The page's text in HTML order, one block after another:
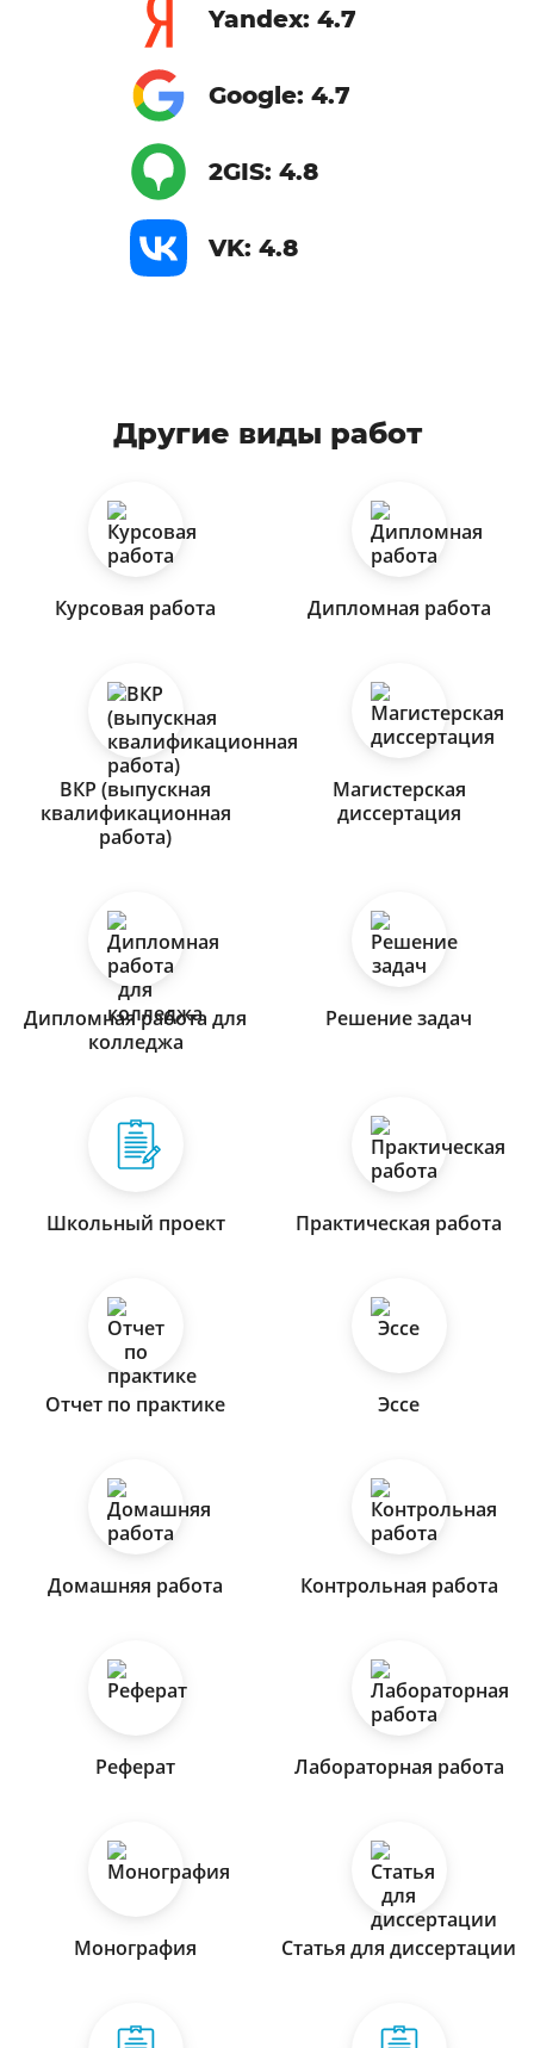
Yandex: 4.7
Google: 4.7
2GIS: 4.8
VK: 4.8
Другие виды работ
Курсовая работа Дипломная работа
ВКР (выпускная
квалификационная
работа)
Магистерская
диссертация
Дипломная работа для
колледжа
Решение задач
Школьный проект Практическая работа
Отчет по практике Эссе
Домашняя работа Контрольная работа
Реферат Лабораторная работа
Монография Статья для диссертации